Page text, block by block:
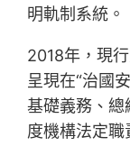
明軌制系統。
2018年，現
呈現在“治國
基礎義務、總
度機構法定